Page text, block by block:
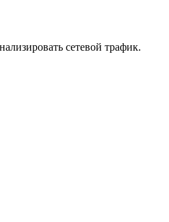
сетевой трафик.